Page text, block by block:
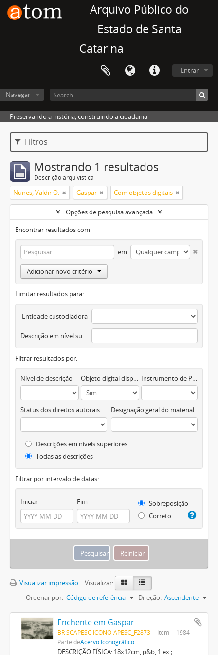
Arquivo Público do
Estado de Santa
Catarina
Entrar
Navegar
Preservando a história, construindo a cidadania
Filtros
Mostrando 1 resultados
Descrição arquivística
Nunes, Valdir O. Gaspar Com objetos digitais
Opções de pesquisa avançada
Encontrar resultados com:
em
Adicionar novo critério
Limitar resultados para:
Entidade custodiadora
Descrição em nível superior
Filtrar resultados por:
Nível de descrição Objeto digital disponível Instrumento de Pesquisa
Status dos direitos autorais Designação geral do material
Descrições em níveis superiores
Todas as descrições
Filtrar por intervalo de datas:
Iniciar Fim
Sobreposição
Correto
Visualizar impressão
Visualizar:
Ordenar por: Código de referência Direção: Ascendente
Enchente em Gaspar
BR SCAPESC ICONO-APESC_F2873 Item
1984
Parte deAcervo Iconográfico
DESCRIÇÃO FÍSICA: 18x12cm, p&b, 1 ex.;